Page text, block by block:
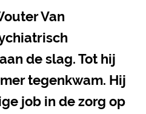
Van
de slag. Tot hij
tegenkwam. Hij
job in de zorg op